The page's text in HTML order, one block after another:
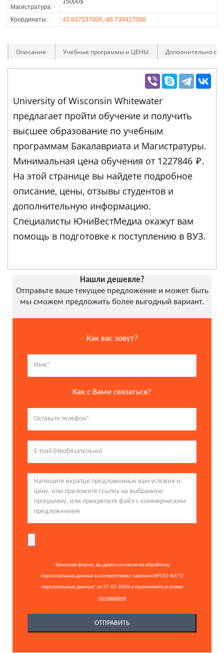
Магистратура:
Координаты: 42.837537000,-88.738417000
Описание Учебные программы и ЦЕНЫ Дополнительно
University of Wisconsin Whitewater
предлагает пройти обучение и получить
высшее образование по учебным
программам Бакалавриата и Магистратуры.
Минимальная цена обучения от 1227846 ₽.
На этой странице вы найдете подробное
описание, цены, отзывы студентов и
дополнительную информацию.
Специалисты ЮниВестМедиа окажут вам
помощь в подготовке к поступлению в ВУЗ.
Нашли дешевле?
Отправьте ваше текущее предложение и может быть
мы сможем предложить более выгодный вариант.
Как вас зовут?
Как с Вами связаться?
Заполняя форму, вы даете согласие на обработку
персональных данных в соответствии с законом №152-ФЗ "О
персональных данных" от 27.07.2006 и принимаете условия
соглашения